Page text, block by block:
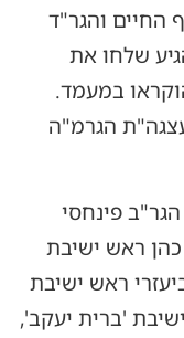
החיים והגר"ד
שלחו את
במעמד.
הגרמ"ה
פינחסי
ראש ישיבת
ראש ישיבת
'ברית יעקב',